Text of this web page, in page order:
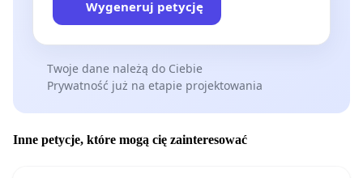
Wygeneruj petycję
Twoje dane należą do Ciebie
Prywatność już na etapie projektowania
Inne petycje, które mogą cię zainteresować